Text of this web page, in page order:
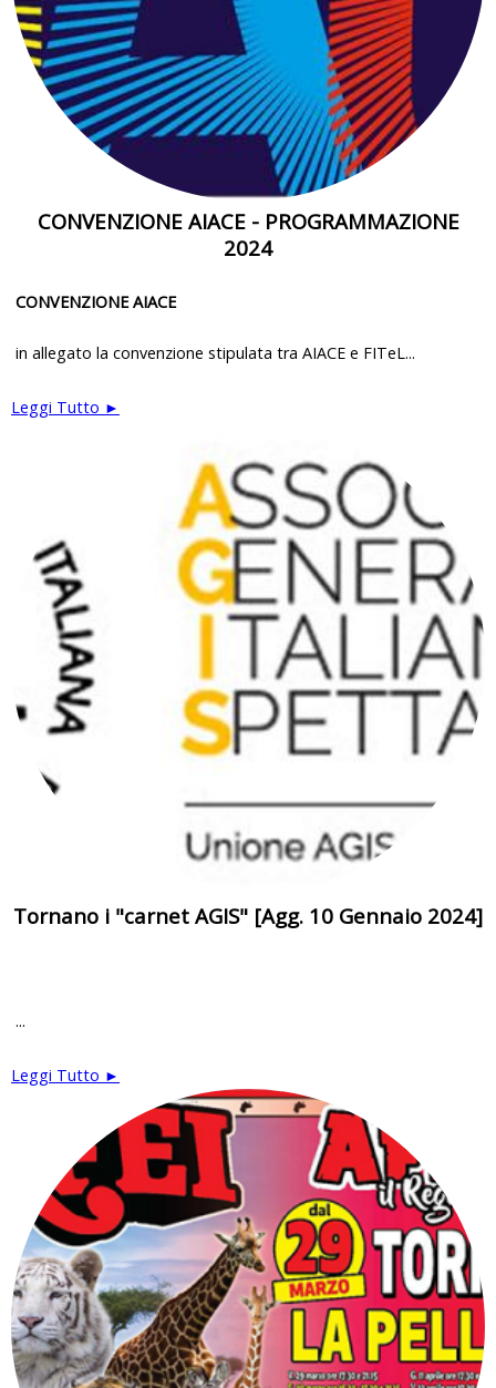
CONVENZIONE AIACE - PROGRAMMAZIONE
2024
CONVENZIONE AIACE
in allegato la convenzione stipulata tra AIACE e FITeL...
Leggi Tutto ►
Tornano i "carnet AGIS" [Agg. 10 Gennaio 2024]
...
Leggi Tutto ►